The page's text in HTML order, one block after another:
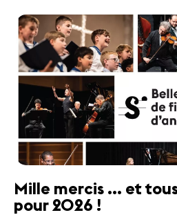
Mille mercis ... et
pour 2026 !